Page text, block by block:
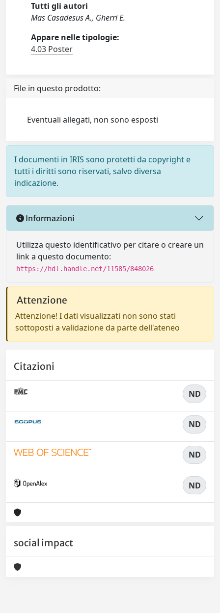
Tutti gli autori
Mas Casadesus A., Gherri E.
Appare nelle tipologie:
4.03 Poster
File in questo prodotto:
Eventuali allegati, non sono esposti
I documenti in IRIS sono protetti da copyright e
tutti i diritti sono riservati, salvo diversa
indicazione.
Informazioni
Utilizza questo identificativo per citare o creare un
link a questo documento:
https://hdl.handle.net/11585/848026
Attenzione
Attenzione! I dati visualizzati non sono stati
sottoposti a validazione da parte dell'ateneo
Citazioni
ND
ND
ND
ND
social impact